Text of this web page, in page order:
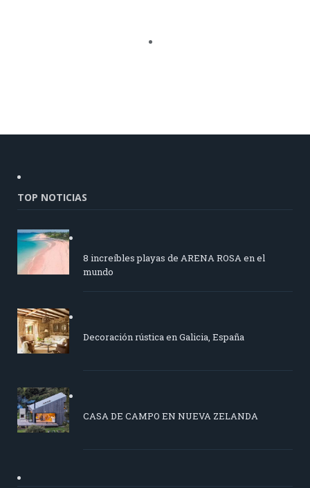
TOP NOTICIAS
8 increíbles playas de ARENA ROSA en el
mundo
Decoración rústica en Galicia, España
CASA DE CAMPO EN NUEVA ZELANDA